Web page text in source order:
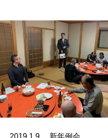
2019.1.9 新年例会